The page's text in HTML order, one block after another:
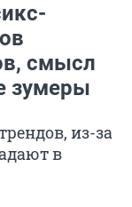
смысл
зумеры
из-за
в